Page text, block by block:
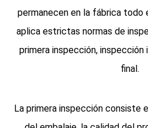
permanecen en la fábrica todo
aplica estrictas normas de
primera inspección,
final.
La primera inspección consiste